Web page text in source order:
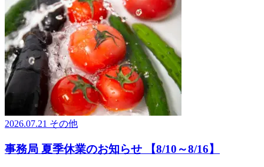
2026.07.21 その他
事務局 夏季休業のお知らせ 【8/10～8/16】